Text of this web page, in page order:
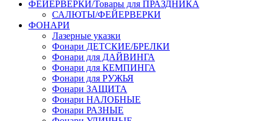
ФЕЙЕРВЕРКИ/Товары для ПРАЗДНИКА
САЛЮТЫ/ФЕЙЕРВЕРКИ
ФОНАРИ
Лазерные указки
Фонари ДЕТСКИЕ/БРЕЛКИ
Фонари для ДАЙВИНГА
Фонари для КЕМПИНГА
Фонари для РУЖЬЯ
Фонари ЗАЩИТА
Фонари НАЛОБНЫЕ
Фонари РАЗНЫЕ